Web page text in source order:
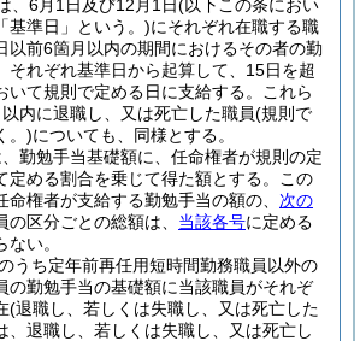
、6月1日及び12月1日(以下この条におい
基準日」という。)にそれぞれ在職する職
以前6箇月以内の期間におけるその者の勤
それぞれ基準日から起算して、15日を超
いて規則で定める日に支給する。
これら
内に退職し、又は死亡した職員(規則で
。)についても、同様とする。
勤勉手当基礎額に、任命権者が規則の定
定める割合を乗じて得た額とする。
この
命権者が支給する勤勉手当の額の、 次の
の区分ごとの総額は、 当該各号に定める
い。
うち定年前再任用短時間勤務職員以外の
勤勉手当の基礎額に当該職員がそれぞ
(退職し、若しくは失職し、又は死亡した
、退職し、若しくは失職し、又は死亡し